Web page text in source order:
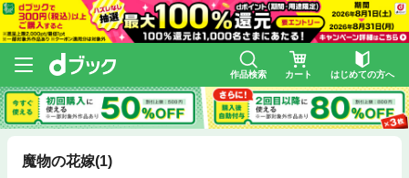
作品検索 カート はじめての方へ
魔物の花嫁(1)